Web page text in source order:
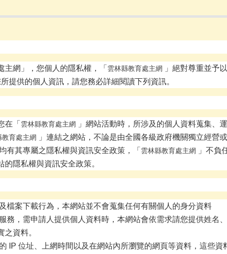
網」，您個人的隱私權，「 雲林縣教育處主網 」絕對尊重並予
提供的個人資訊，請您務必詳細閱讀下列資訊。
在「 雲林縣教育處主網 」網站活動時，所涉及的個人資料蒐集、
教育處主網 」連結之網站，不論是由全國各級政府機關獨立經營
有其專屬之隱私權與資訊安全政策，「 雲林縣教育處主網 」不負
隱私權與資訊安全政策。
檔案下載行為，本網站並不會蒐集任何有關個人的身分資料
務，需申請人提供個人資料時，本網站會依需求請您提供姓名
資料。
IP 位址、上網時間以及在網站內所瀏覽的網頁等資料，這些資